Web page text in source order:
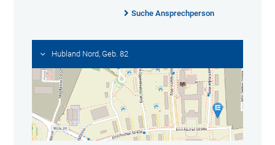
Suche Ansprechperson
Hubland Nord, Geb. 82